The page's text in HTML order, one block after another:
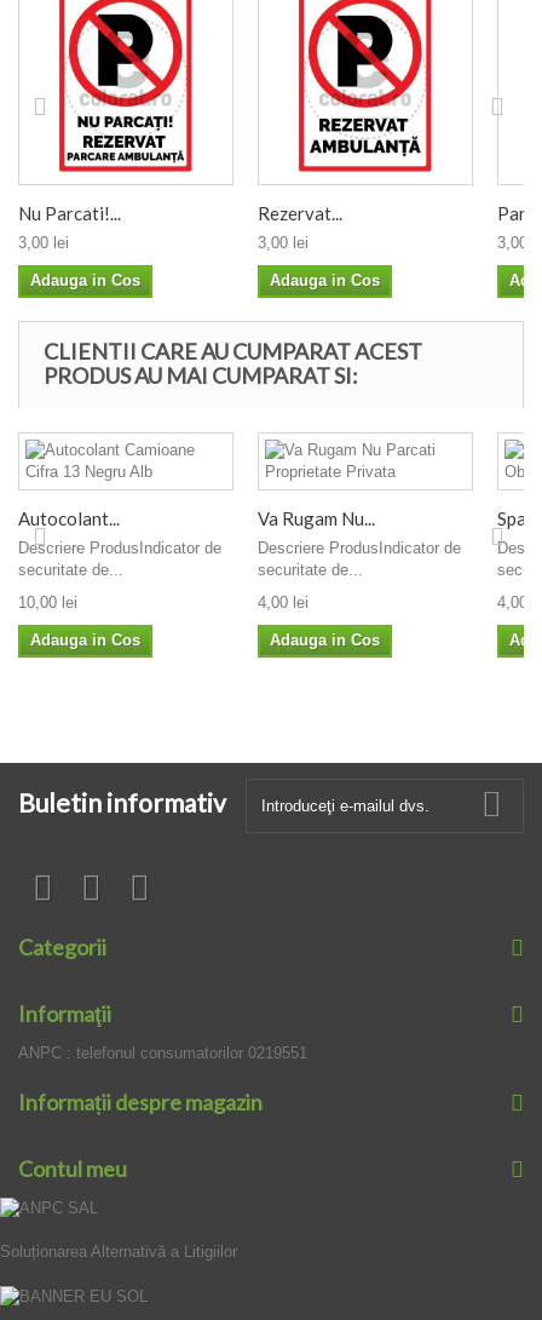
Nu Parcati!...
3,00 lei
Adauga in Cos
Rezervat...
3,00 lei
Adauga in Cos
3,00
CLIENTII CARE AU CUMPARAT ACEST
PRODUS AU MAI CUMPARAT SI:
Autocolant...
Descriere ProdusIndicator de
securitate de...
10,00 lei
Adauga in Cos
Va Rugam Nu...
Descriere ProdusIndicator de
securitate de...
4,00 lei
Adauga in Cos
4,00
Buletin informativ
Categorii
Informaţii
ANPC : telefonul consumatorilor 0219551
Informații despre magazin
Contul meu
Soluționarea Alternativă a Litigiilor